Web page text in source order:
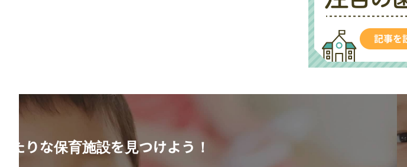
たりな保育施設を見つけよう！